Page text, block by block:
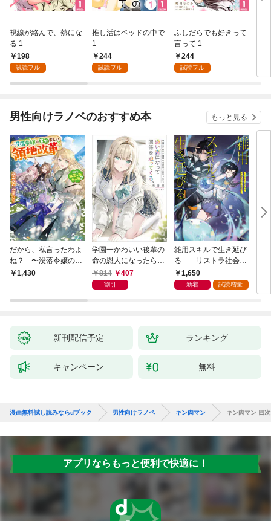
視線が絡んで、熱にな
る 1
198
試読フル
推し活はベッドの中で
1
244
試読フル
ふしだらでも好きって
言って 1
244
試読フル
パ
男性向けラノベのおすすめ本 もっと見る
だから、私言ったわよ
ね？ 〜没落令嬢の案
外楽しい領地改革〜
1,430
学園一かわいい後輩の
命の恩人になったら、
通い妻になって関係を
迫ってくる。
814 407
割引
雑用スキルで生き延び
る —リストラ社会人
のソロダンジョン攻略
記—
1,650
新着 試読増量
私
戻
し
新刊配信予定 ランキング
キャンペーン 無料
漫画無料試し読みならdブック 男性向けラノベ キン肉マン キン肉マン 四
アプリならもっと便利で快適に！